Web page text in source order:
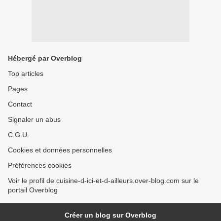
Hébergé par Overblog
Top articles
Pages
Contact
Signaler un abus
C.G.U.
Cookies et données personnelles
Préférences cookies
Voir le profil de cuisine-d-ici-et-d-ailleurs.over-blog.com sur le
portail Overblog
Créer un blog sur Overblog